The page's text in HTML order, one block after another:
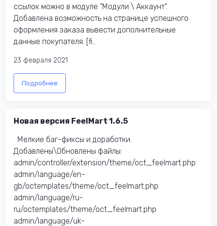
ссылок можно в модуле "Модули \ Аккаунт".
Добавлена возможность на странице успешного
оформления заказа вывести дополнительные
данные покупателя: [fi..
23 февраля 2021
Подробнее
Новая версия FeelMart 1.6.5
Мелкие баг-фиксы и доработки.
Добавлены\Обновлены файлы:
admin/controller/extension/theme/oct_feelmart.php
admin/language/en-
gb/octemplates/theme/oct_feelmart.php
admin/language/ru-
ru/octemplates/theme/oct_feelmart.php
admin/language/uk-